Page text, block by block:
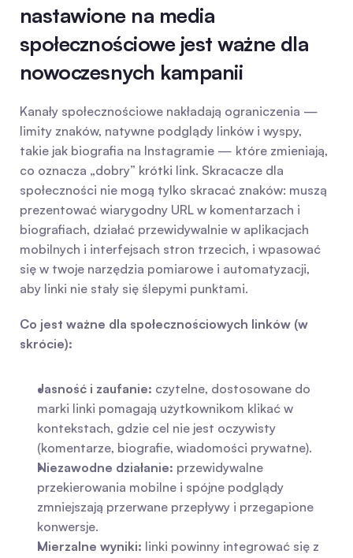
nastawione na media
społecznościowe jest ważne dla
nowoczesnych kampanii
Kanały społecznościowe nakładają ograniczenia —
limity znaków, natywne podglądy linków i wyspy,
takie jak biografia na Instagramie — które zmieniają,
co oznacza „dobry” krótki link. Skracacze dla
społeczności nie mogą tylko skracać znaków: muszą
prezentować wiarygodny URL w komentarzach i
biografiach, działać przewidywalnie w aplikacjach
mobilnych i interfejsach stron trzecich, i wpasować
się w twoje narzędzia pomiarowe i automatyzacji,
aby linki nie stały się ślepymi punktami.
Co jest ważne dla społecznościowych linków (w
skrócie):
Jasność i zaufanie: czytelne, dostosowane do
marki linki pomagają użytkownikom klikać w
kontekstach, gdzie cel nie jest oczywisty
(komentarze, biografie, wiadomości prywatne).
Niezawodne działanie: przewidywalne
przekierowania mobilne i spójne podglądy
zmniejszają przerwane przepływy i przegapione
konwersje.
Mierzalne wyniki: linki powinny integrować się z